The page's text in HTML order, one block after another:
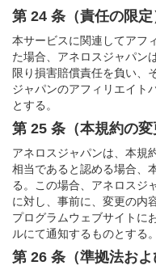
第 24 条（責任の限定
本サービスに関連してアフ
た場合、アネロスジャパン
限り損害賠償責任を負い、
ジャパンのアフィリエイト
とする。
第 25 条（本規約の変
アネロスジャパンは、本規
相当であると認める場合、
る。この場合、アネロスジ
に対し、事前に、変更の内
プログラムウェブサイトに
ルにて通知するものとする。
第 26 条（準拠法およ